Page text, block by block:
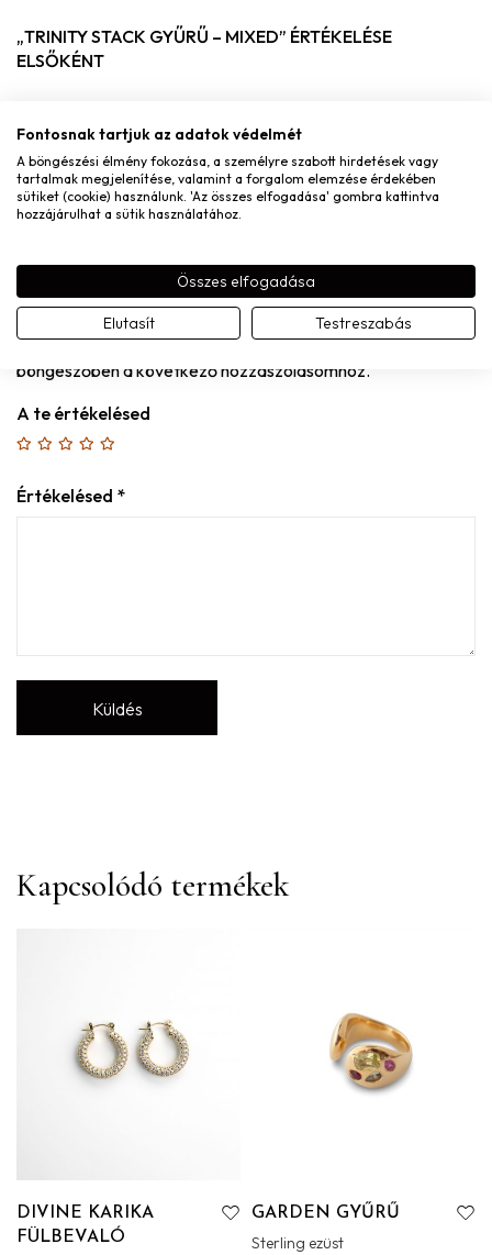
„TRINITY STACK GYŰRŰ – MIXED” ÉRTÉKELÉSE
ELSŐKÉNT
E-mail*
A nevem, e-mail címem, és weboldalcímem mentése a
böngészőben a következő hozzászólásomhoz.
A te értékelésed
Értékelésed *
Kapcsolódó termékek
DIVINE KARIKA
FÜLBEVALÓ
GARDEN GYŰRŰ
Sterling ezüst
Fontosnak tartjuk az adatok védelmét
A böngészési élmény fokozása, a személyre szabott hirdetések vagy
tartalmak megjelenítése, valamint a forgalom elemzése érdekében
sütiket (cookie) használunk. 'Az összes elfogadása' gombra kattintva
hozzájárulhat a sütik használatához.
Összes elfogadása
Elutasít Testreszabás